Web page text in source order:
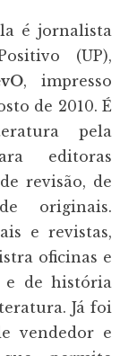
é jornalista
(UP),
, impresso
de 2010. É
pela
editoras
revisão, de
originais.
e revistas,
oficinas e
e de história
Já foi
vendedor e